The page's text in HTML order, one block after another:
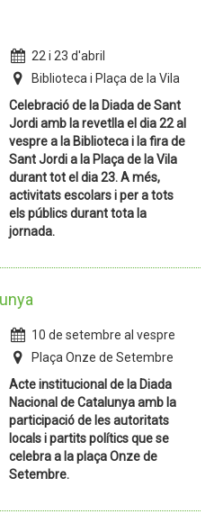
22 i 23 d'abril
Biblioteca i Plaça de la Vila
Celebració de la Diada de Sant
Jordi amb la revetlla el dia 22 al
vespre a la Biblioteca i la fira de
Sant Jordi a la Plaça de la Vila
durant tot el dia 23. A més,
activitats escolars i per a tots
els públics durant tota la
jornada.
10 de setembre al vespre
Plaça Onze de Setembre
Acte institucional de la Diada
Nacional de Catalunya amb la
participació de les autoritats
locals i partits polítics que se
celebra a la plaça Onze de
Setembre.